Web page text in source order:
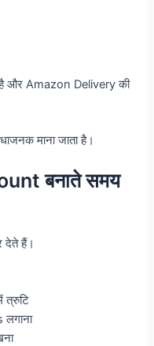
और Amazon Delivery की
माना जाता है।
बनाते समय
देते हैं।
त्रुटि